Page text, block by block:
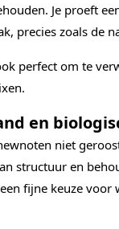
Je proeft
precies zoals de
perfect om te
en
niet
structuur en
fijne keuze